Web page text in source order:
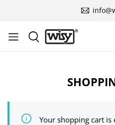
Your shopping cart is